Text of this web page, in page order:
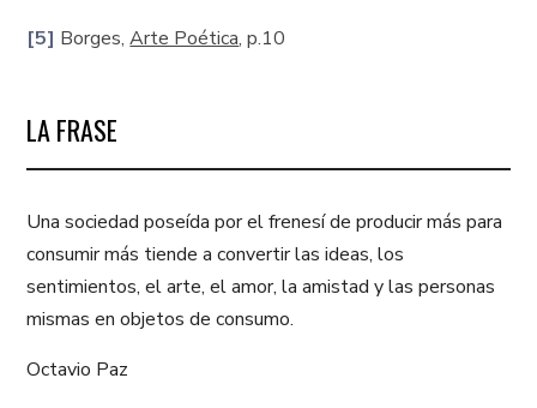
[5] Borges,Arte Poética, p.10
LA FRASE
Una sociedad poseída por el frenesí de producir más para
consumir más tiende a convertir las ideas, los
sentimientos, el arte, el amor, la amistad y las personas
mismas en objetos de consumo.
Octavio Paz